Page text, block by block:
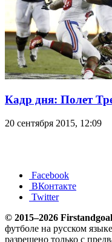
Кадр дня: Полет
20 сентября 2015, 12:09
Facebook
ВКонтакте
Twitter
© 2015–2026
футболе на русском
разрешено только с